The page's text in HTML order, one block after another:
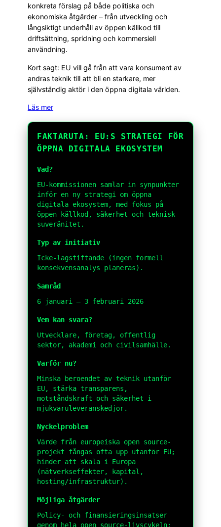
konkreta förslag på både politiska och
ekonomiska åtgärder – från utveckling och
långsiktigt underhåll av öppen källkod till
driftsättning, spridning och kommersiell
användning.
Kort sagt: EU vill gå från att vara konsument av
andras teknik till att bli en starkare, mer
självständig aktör i den öppna digitala världen.
Läs mer
FAKTARUTA: EU:S STRATEGI FÖR
ÖPPNA DIGITALA EKOSYSTEM
Vad?
EU-kommissionen samlar in synpunkter
inför en ny strategi om öppna
digitala ekosystem, med fokus på
öppen källkod, säkerhet och teknisk
suveränitet.
Typ av initiativ
Icke-lagstiftande (ingen formell
konsekvensanalys planeras).
Samråd
6 januari – 3 februari 2026
Vem kan svara?
Utvecklare, företag, offentlig
sektor, akademi och civilsamhälle.
Varför nu?
Minska beroendet av teknik utanför
EU, stärka transparens,
motståndskraft och säkerhet i
mjukvaruleveranskedjor.
Nyckelproblem
Värde från europeiska open source-
projekt fångas ofta upp utanför EU;
hinder att skala i Europa
(nätverkseffekter, kapital,
hosting/infrastruktur).
Möjliga åtgärder
Policy- och finansieringsinsatser
genom hela open source-livscykeln: